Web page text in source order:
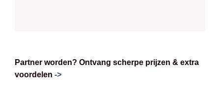
Partner worden? Ontvang scherpe prijzen & extra
voordelen ->